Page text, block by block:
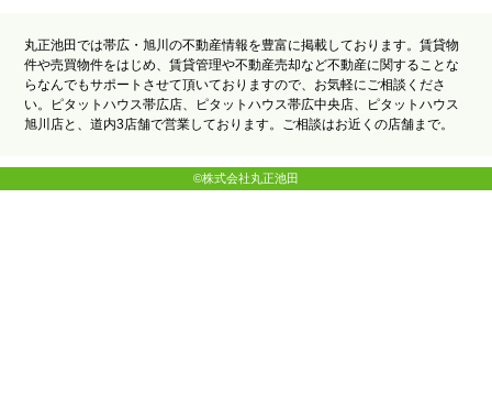
丸正池田では帯広・旭川の不動産情報を豊富に掲載しております。賃貸物
件や売買物件をはじめ、賃貸管理や不動産売却など不動産に関することな
らなんでもサポートさせて頂いておりますので、お気軽にご相談くださ
い。ピタットハウス帯広店、ピタットハウス帯広中央店、ピタットハウス
旭川店と、道内3店舗で営業しております。ご相談はお近くの店舗まで。
©株式会社丸正池田